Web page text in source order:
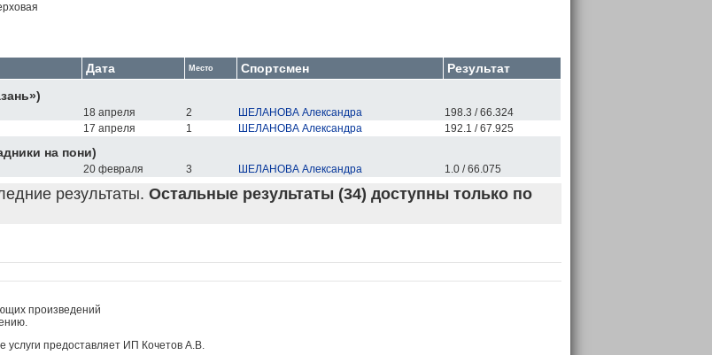
Дата Место Спортсмен
Результат
18 апреля 2 ШЕЛАНОВА Александра
198.3 / 66.324
17 апреля 1 ШЕЛАНОВА Александра 192.1 / 67.925
на пони)
20 февраля 3 ШЕЛАНОВА Александра 1.0 / 66.075
результаты. Остальные результаты (34) доступны только по
произведений
услуги предоставляет ИП Кочетов А.В.